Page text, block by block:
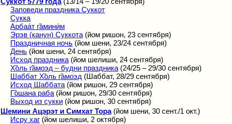
Заповеди праздника Суккот
Сукка
Арбаа́т г̃амини́м
Эрэв (канун) Суккота (йом ришон, 23 сентября)
Праздничная ночь (йом шени, 23/24 сентября)
День (йом шени, 24 сентября)
Исход праздника (йом шелиши, 24 сентября)
Х̃оль г̃амоэд – будни праздника (24/25 – 29/30 сентября)
Шаббат Х̃оль г̃амоэд (Шаббат, 28/29 сентября)
Исход Шаббата (йом ришон, 29 сентября)
Г̃ошана раба (йом ришон, 29/30 сентября)
Выход из сукки (йом ришон, 30 сентября)
Шемини Ацэрэт и Симхат Тора(йом шени, 30 сент./1 окт.)
Исру хаг (йом шелиши, 2 октября)